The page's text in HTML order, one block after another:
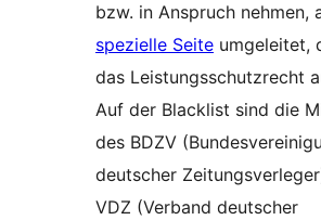
bzw. in Anspruch nehmen,
spezielle Seite umgeleitet,
das Leistungsschutzrecht
Auf der Blacklist sind die
des BDZV
deutscher
VDZ (Verband deutscher